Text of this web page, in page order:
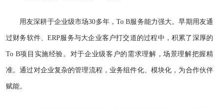
用友深耕于企业级市场30多年，To B服务能力强大。早期用友通
过财务软件、ERP服务与大企业客户打交道的过程中，积累了深厚的
To B项目实施经验。对于企业级客户的需求理解，场景理解把握精
准。通过对企业复杂的管理流程，业务组件化、模块化，为合作伙伴
赋能。